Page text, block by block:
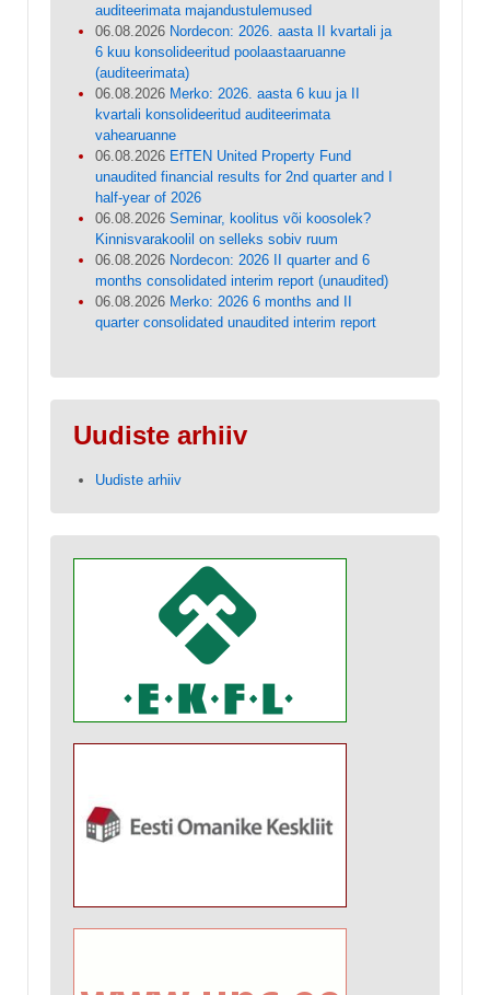
auditeerimata majandustulemused
06.08.2026 Nordecon: 2026. aasta II kvartali ja
6 kuu konsolideeritud poolaastaaruanne
(auditeerimata)
06.08.2026 Merko: 2026. aasta 6 kuu ja II
kvartali konsolideeritud auditeerimata
vahearuanne
06.08.2026 EfTEN United Property Fund
unaudited financial results for 2nd quarter and I
half-year of 2026
06.08.2026 Seminar, koolitus või koosolek?
Kinnisvarakoolil on selleks sobiv ruum
06.08.2026 Nordecon: 2026 II quarter and 6
months consolidated interim report (unaudited)
06.08.2026 Merko: 2026 6 months and II
quarter consolidated unaudited interim report
Uudiste arhiiv
Uudiste arhiiv